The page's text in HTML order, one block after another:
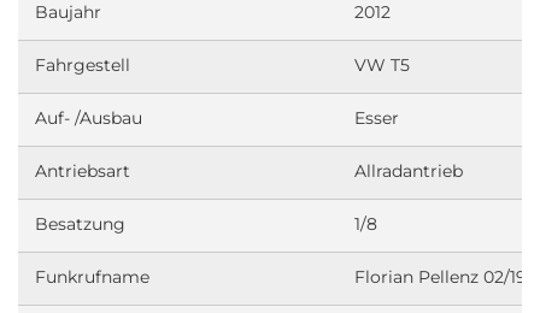
Baujahr 2012
Fahrgestell VW T5
Auf- /Ausbau Esser
Antriebsart Allradantrieb
Besatzung 1/8
Funkrufname Florian Pellenz 02/19-1